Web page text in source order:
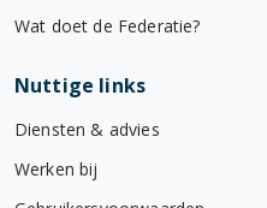
Wat doet de Federatie?
Nuttige links
Diensten & advies
Werken bij